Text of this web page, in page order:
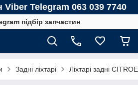
Viber Telegram 063 039 7740
підбір запчастин
Задні ліхтарі Ліхтарі задні